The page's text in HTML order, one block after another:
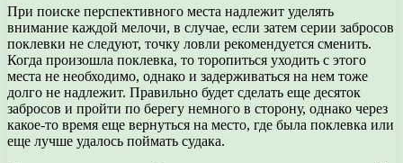
При поиске перспективного места надлежит уделять
внимание каждой мелочи, в случае, если затем серии забросов
поклевки не следуют, точку ловли рекомендуется сменить.
Когда произошла поклевка, то торопиться уходить с этого
места не необходимо, однако и задерживаться на нем тоже
долго не надлежит. Правильно будет сделать еще десяток
забросов и пройти по берегу немного в сторону, однако через
какое-то время еще вернуться на место, где была поклевка или
еще лучше удалось поймать судака.